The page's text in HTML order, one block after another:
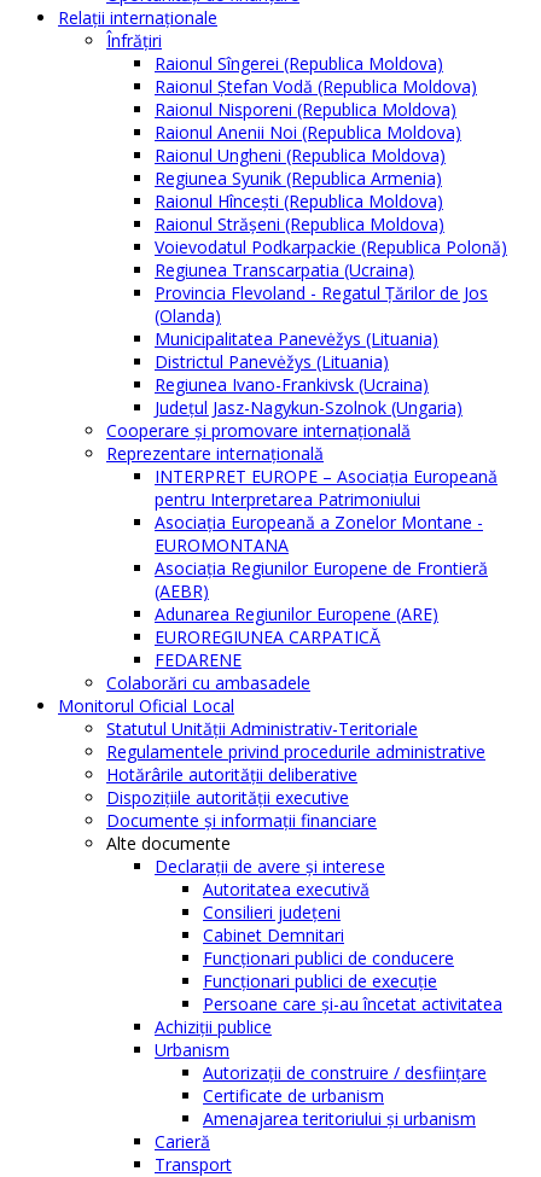
Relaţii internaţionale
Înfrăţiri
Raionul Sîngerei (Republica Moldova)
Raionul Ștefan Vodă (Republica Moldova)
Raionul Nisporeni (Republica Moldova)
Raionul Anenii Noi (Republica Moldova)
Raionul Ungheni (Republica Moldova)
Regiunea Syunik (Republica Armenia)
Raionul Hîncești (Republica Moldova)
Raionul Străşeni (Republica Moldova)
Voievodatul Podkarpackie (Republica Polonă)
Regiunea Transcarpatia (Ucraina)
Provincia Flevoland - Regatul Ţărilor de Jos
(Olanda)
Municipalitatea Panevėžys (Lituania)
Districtul Panevėžys (Lituania)
Regiunea Ivano-Frankivsk (Ucraina)
Judeţul Jasz-Nagykun-Szolnok (Ungaria)
Cooperare şi promovare internaţională
Reprezentare internaţională
INTERPRET EUROPE – Asociația Europeană
pentru Interpretarea Patrimoniului
Asociația Europeană a Zonelor Montane -
EUROMONTANA
Asociația Regiunilor Europene de Frontieră
(AEBR)
Adunarea Regiunilor Europene (ARE)
EUROREGIUNEA CARPATICĂ
FEDARENE
Colaborări cu ambasadele
Monitorul Oficial Local
Statutul Unităţii Administrativ-Teritoriale
Regulamentele privind procedurile administrative
Hotărârile autorităţii deliberative
Dispoziţiile autorităţii executive
Documente şi informaţii financiare
Alte documente
Declaraţii de avere şi interese
Autoritatea executivă
Consilieri judeţeni
Cabinet Demnitari
Funcţionari publici de conducere
Funcționari publici de execuție
Persoane care şi-au încetat activitatea
Achiziţii publice
Urbanism
Autorizații de construire / desființare
Certificate de urbanism
Amenajarea teritoriului şi urbanism
Carieră
Transport